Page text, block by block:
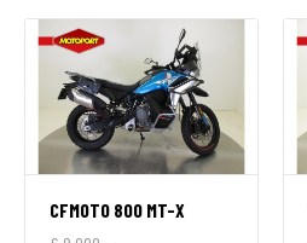
CFMOTO 800 MT-X